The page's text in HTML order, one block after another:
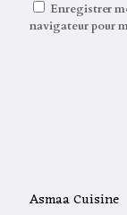
Enregistrer
navigateur pour
Asmaa Cuisine